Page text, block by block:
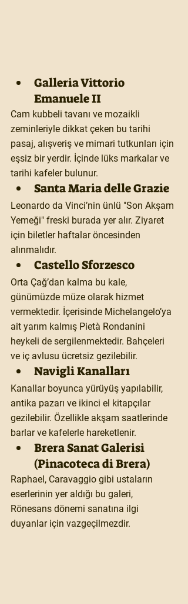
Galleria Vittorio
Emanuele II
Cam kubbeli tavanı ve mozaikli
zeminleriyle dikkat çeken bu tarihi
pasaj, alışveriş ve mimari tutkunları için
eşsiz bir yerdir. İçinde lüks markalar ve
tarihi kafeler bulunur.
Santa Maria delle Grazie
Leonardo da Vinci’nin ünlü "Son Akşam
Yemeği" freski burada yer alır. Ziyaret
için biletler haftalar öncesinden
alınmalıdır.
Castello Sforzesco
Orta Çağ’dan kalma bu kale,
günümüzde müze olarak hizmet
vermektedir. İçerisinde Michelangelo’ya
ait yarım kalmış Pietà Rondanini
heykeli de sergilenmektedir. Bahçeleri
ve iç avlusu ücretsiz gezilebilir.
Navigli Kanalları
Kanallar boyunca yürüyüş yapılabilir,
antika pazarı ve ikinci el kitapçılar
gezilebilir. Özellikle akşam saatlerinde
barlar ve kafelerle hareketlenir.
Brera Sanat Galerisi
(Pinacoteca di Brera)
Raphael, Caravaggio gibi ustaların
eserlerinin yer aldığı bu galeri,
Rönesans dönemi sanatına ilgi
duyanlar için vazgeçilmezdir.